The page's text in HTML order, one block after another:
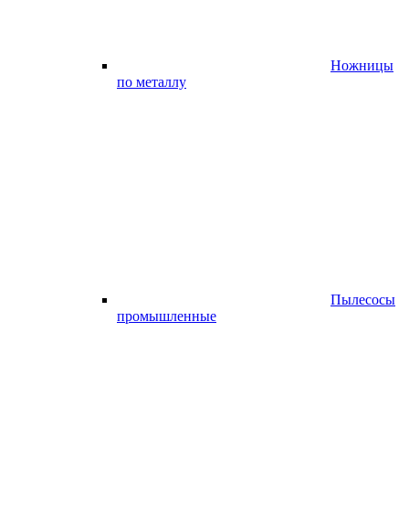
Ножницы
по металлу
Пылесосы
промышленные